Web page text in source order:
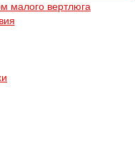
малого вертлюга